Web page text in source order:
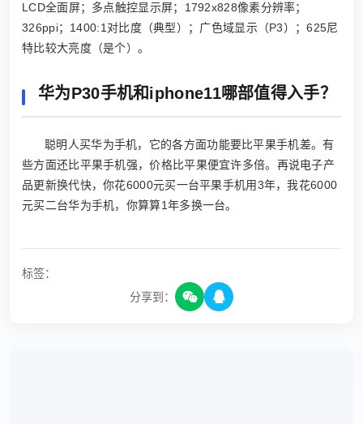
LCD全面屏；多点触控显示屏；1792x828像素分辨率；
326ppi；1400:1对比度（典型）；广色域显示（P3）；625尼
特比较大亮度（是个）。
华为P30手机和iphone11哪部值得入手？
聪明人买华为手机，它的各方面功能要比平果手机差。有
些方面还比平果手机强，价格比平果便宜许多倍。再说电子产
品更新换代快，你花6000元买一台平果手机用3年，我花6000
元买二台华为手机，你算算1年多换一台。
标签：
分享到：